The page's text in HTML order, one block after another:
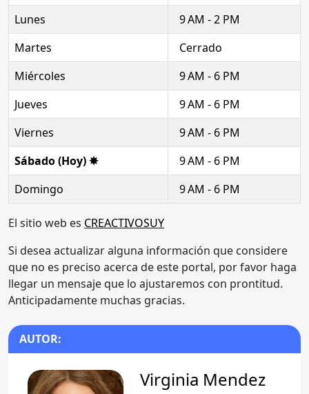
Lunes
9 AM - 2 PM
Martes
Cerrado
Miércoles
9 AM - 6 PM
Jueves
9 AM - 6 PM
Viernes
9 AM - 6 PM
Sábado (Hoy) ✸
9 AM - 6 PM
Domingo
9 AM - 6 PM
El sitio web es CREACTIVOSUY
Si desea actualizar alguna información que considere
que no es preciso acerca de este portal, por favor haga
llegar un mensaje que lo ajustaremos con prontitud.
Anticipadamente muchas gracias.
AUTOR:
Virginia Mendez